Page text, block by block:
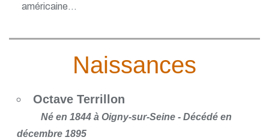
américaine...
Naissances
Octave Terrillon
Né en 1844 à Oigny-sur-Seine - Décédé en
décembre 1895